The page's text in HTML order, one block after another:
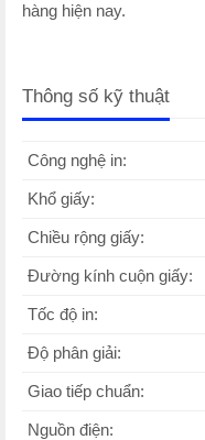
hàng hiện nay.
Thông số kỹ thuật
Công nghệ in:
Khổ giấy:
Chiều rộng giấy:
Đường kính cuộn giấy:
Tốc độ in:
Độ phân giải:
Giao tiếp chuẩn:
Nguồn điện: